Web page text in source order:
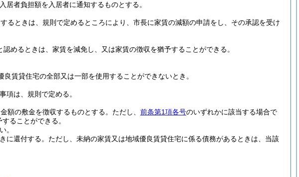
者負担額を入居者に通知するものとする。
るときは、規則で定めるところにより、市長に家賃の減額の申請をし、その承認を受け
めるときは、家賃を減免し、又は家賃の徴収を猶予することができる。
賃貸住宅の全部又は一部を使用することができないとき。
項は、規則で定める。
額の敷金を徴収するものとする。 ただし、 前条第1項各号のいずれかに該当する場合で
ることができる。
。
に還付する。 ただし、未納の家賃又は地域優良賃貸住宅に係る債務があるときは、当該